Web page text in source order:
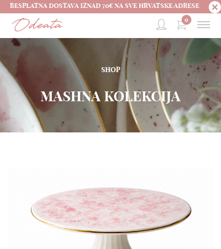
BESPLATNA DOSTAVA IZNAD 70€ NA SVE HRVATSKE ADRESE
0
SHOP
MASHNA KOLEKCIJA